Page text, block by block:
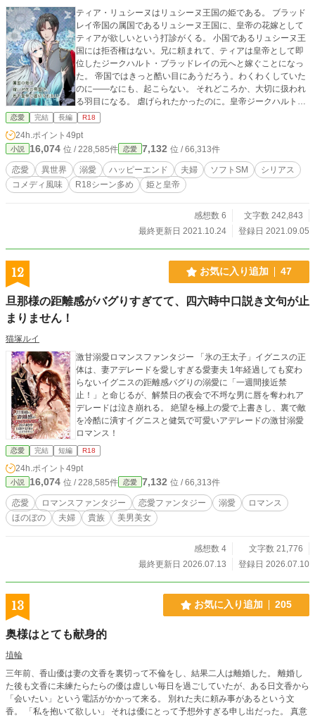
ティア・リュシーヌはリュシーヌ王国の姫である。 ブラッド
レイ帝国の属国であるリュシーヌ王国に、皇帝の花嫁として
ティアが欲しいという打診がくる。 小国であるリュシーヌ王
国には拒否権はない。兄に頼まれて、ティアは皇帝として即
位したジークハルト・ブラッドレイの元へと嫁ぐことになっ
た。 帝国ではきっと酷い目にあうだろう。わくわくしていた
のに――なにも、起こらない。 それどころか、大切に扱われ
る羽目になる。 虐げられたかったのに。皇帝ジークハルトは
とても優しく扱ってくれる。 ティアは徐々にジークハルトの
献身的な優しさに惹かれていき、やがてジークハルトが自分
を愛してくれる理由を知ると、虐められたいという感情にも
少しづつ変化が生まれてくる。 夫婦として歩み寄りながら愛
情を育む、孤独な過去を持つ二人の話。
恋愛 完結 長編 R18
24h.ポイント 49pt
小説 16,074 位 / 228,585件 恋愛 7,132 位 / 66,313件
恋愛 異世界 溺愛 ハッピーエンド 夫婦 ソフトSM
シリアス
コメディ風味
R18シーン多め 姫と皇帝
感想数 6
文字数 242,843
最終更新日 2021.10.24
登録日 2021.09.05
12 お気に入り追加 47
旦那様の距離感がバグりすぎてて、四六時中口説き文句が止
まりません！
猫塚ルイ
激甘溺愛ロマンスファンタジー 「氷の王太子」イグニスの正
体は、妻アデレードを愛しすぎる愛妻夫 1年経過しても変わ
らないイグニスの距離感バグりの溺愛に「一週間接近禁
止！」と命じるが、解禁日の夜会で不埒な男に唇を奪われア
デレードは泣き崩れる。 絶望を極上の愛で上書きし、裏で敵
を冷酷に潰すイグニスと健気で可愛いアデレードの激甘溺愛
ロマンス！
恋愛 完結 短編 R18
24h.ポイント 49pt
小説 16,074 位 / 228,585件 恋愛 7,132 位 / 66,313件
恋愛 ロマンスファンタジー 恋愛ファンタジー 溺愛
ロマンス
ほのぼの
夫婦 貴族 美男美女
感想数 4
文字数 21,776
最終更新日 2026.07.13
登録日 2026.07.10
13 お気に入り追加 205
奥様はとても献身的
埴輪
三年前、香山優は妻の文香を裏切って不倫をし、結果二人は離婚した。 離婚し
た後も文香に未練たらたらの優は虚しい毎日を過ごしていたが、ある日文香から
「会いたい」という電話がかかって来る。 別れた夫に頼み事があるという文
香。 「私を抱いて欲しい」 それは優にとって予想外すぎる申し出だった。 真意